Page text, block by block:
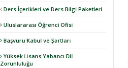
Ders İçerikleri ve Ders Bilgi Paketleri
Uluslararası Öğrenci Ofisi
Başvuru Kabul ve Şartları
Yüksek Lisans Yabancı Dil
Zorunluluğu